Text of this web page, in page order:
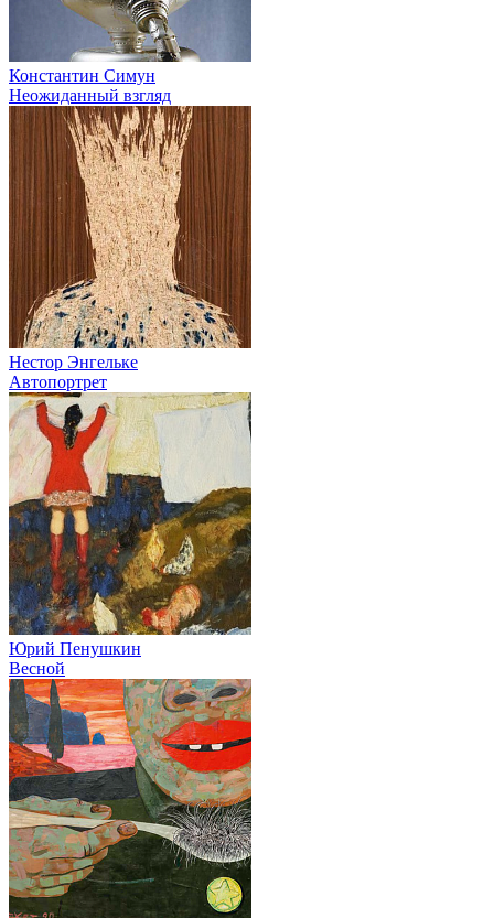
Константин Симун
Неожиданный взгляд
Нестор Энгельке
Автопортрет
Юрий Пенушкин
Весной